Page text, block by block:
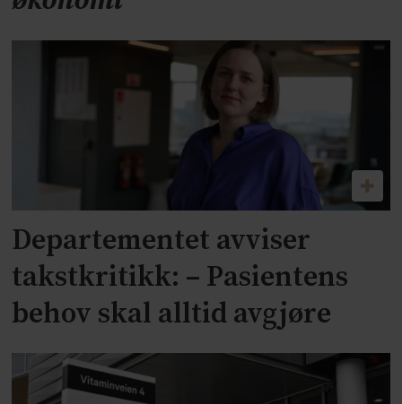
Departementet avviser
takstkritikk: – Pasientens
behov skal alltid avgjøre